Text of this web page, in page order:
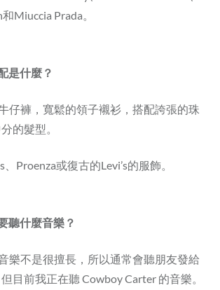
Miuccia Prada。
是什麼？
仔褲，寬鬆的領子襯衫，搭配誇張的珠
的髮型。
Proenza或復古的Levi’s的服飾。
聽什麼音樂？
樂不是很擅長，所以通常會聽朋友發給
目前我正在聽 Cowboy Carter 的音樂。